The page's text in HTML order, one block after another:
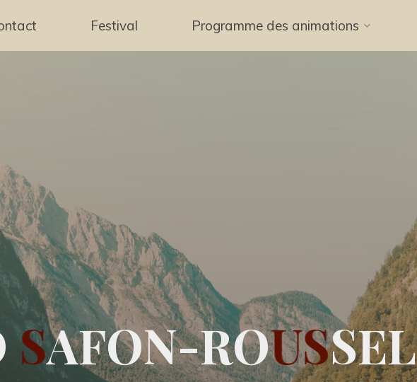
Festival Programme des animations
SAFON-ROUSSEL